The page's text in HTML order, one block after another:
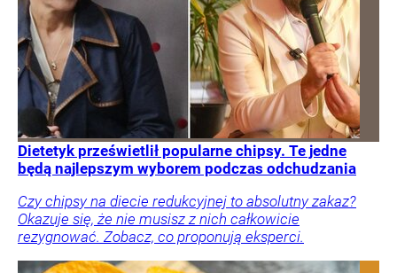
Dietetyk prześwietlił popularne chipsy. Te jedne
będą najlepszym wyborem podczas odchudzania
Czy chipsy na diecie redukcyjnej to absolutny zakaz?
Okazuje się, że nie musisz z nich całkowicie
rezygnować. Zobacz, co proponują eksperci.